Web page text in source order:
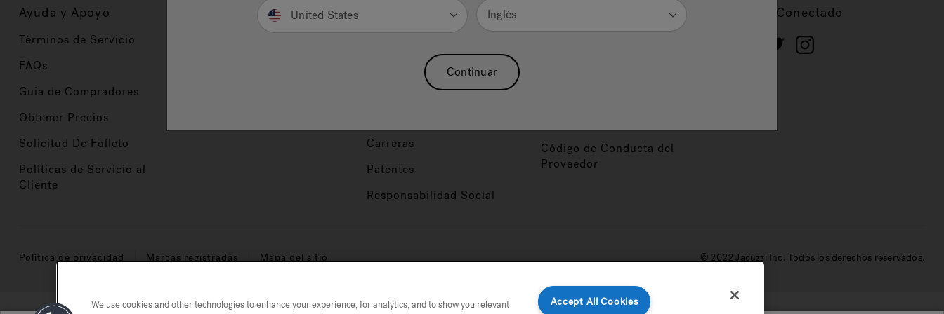
Ayuda y Apoyo
Términos de Servicio
FAQs
Guia de Compradores
Obtener Precios
Solicitud De Folleto
Políticas de Servicio al
Cliente
Propietarios Nuestra Marca
Hidroterapia
Asociaciones
Carreras
Patentes
Responsabilidad Social
Código de Conducta del
Proveedor
Mantente Conectado
Política de privacidad Marcas registradas Mapa del sitio © 2022 Jacuzzi Inc. Todos los derechos reservados.
United States Inglés
Continuar
We use cookies and other technologies to enhance your experience, for analytics, and to show you relevant
Accept All Cookies